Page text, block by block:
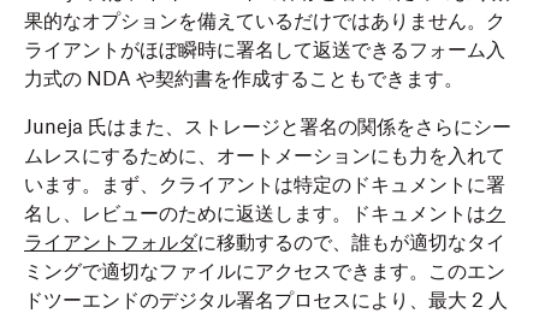
果的なオプションを備えているだけではありません。ク
ライアントがほぼ瞬時に署名して返送できるフォーム入
力式の NDA や契約書を作成することもできます。
Juneja 氏はまた、ストレージと署名の関係をさらにシー
ムレスにするために、オートメーションにも力を入れて
います。まず、クライアントは特定のドキュメントに署
名し、レビューのために返送します。ドキュメントはク
ライアントフォルダに移動するので、誰もが適切なタイ
ミングで適切なファイルにアクセスできます。このエン
ドツーエンドのデジタル署名プロセスにより、最大 2 人